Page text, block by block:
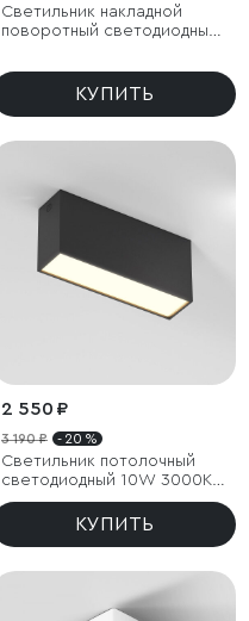
Светильник накладной
поворотный светодиодный
КУПИТЬ
2 550 ₽
3 190 ₽ - 20 %
Светильник потолочный
светодиодный 10W 3000K
черный Block
КУПИТЬ